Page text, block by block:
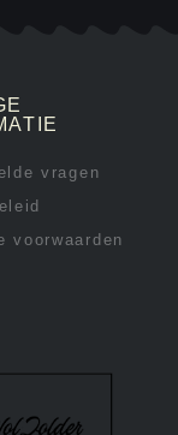
vragen
voorwaarden